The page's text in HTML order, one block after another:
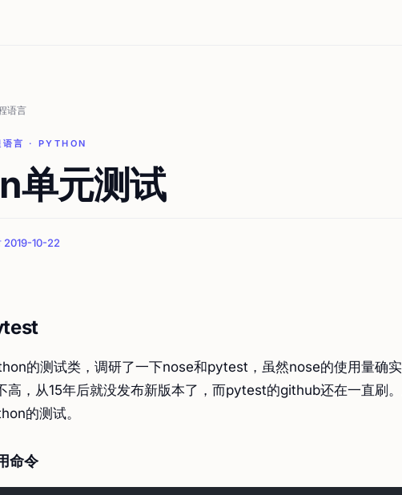
语言
言 · PYTHON
单元测试
2019-10-22
的测试类，调研了一下nose和pytest，虽然nose的使用量确
高，从15年后就没发布新版本了，而pytest的github还在一直刷
的测试。
命令